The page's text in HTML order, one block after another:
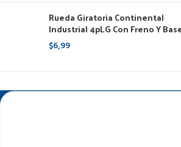
Rueda Giratoria Continental
Industrial 4pLG Con Freno Y
$6,99